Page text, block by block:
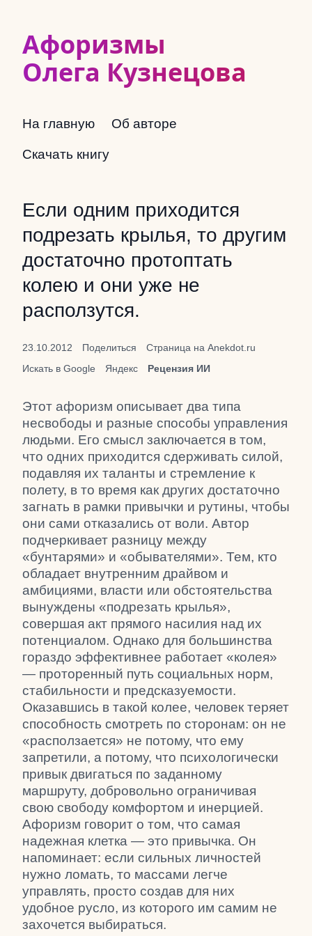
Афоризмы
Олега Кузнецова
На главную Об авторе
Скачать книгу
Если одним приходится
подрезать крылья, то другим
достаточно протоптать
колею и они уже не
расползутся.
23.10.2012 Поделиться
Страница на Anekdot.ru
Искать в Google
Яндекс Рецензия ИИ
Этот афоризм описывает два типа
несвободы и разные способы управления
людьми. Его смысл заключается в том,
что одних приходится сдерживать силой,
подавляя их таланты и стремление к
полету, в то время как других достаточно
загнать в рамки привычки и рутины, чтобы
они сами отказались от воли. Автор
подчеркивает разницу между
«бунтарями» и «обывателями». Тем, кто
обладает внутренним драйвом и
амбициями, власти или обстоятельства
вынуждены «подрезать крылья»,
совершая акт прямого насилия над их
потенциалом. Однако для большинства
гораздо эффективнее работает «колея»
— проторенный путь социальных норм,
стабильности и предсказуемости.
Оказавшись в такой колее, человек теряет
способность смотреть по сторонам: он не
«расползается» не потому, что ему
запретили, а потому, что психологически
привык двигаться по заданному
маршруту, добровольно ограничивая
свою свободу комфортом и инерцией.
Афоризм говорит о том, что самая
надежная клетка — это привычка. Он
напоминает: если сильных личностей
нужно ломать, то массами легче
управлять, просто создав для них
удобное русло, из которого им самим не
захочется выбираться.